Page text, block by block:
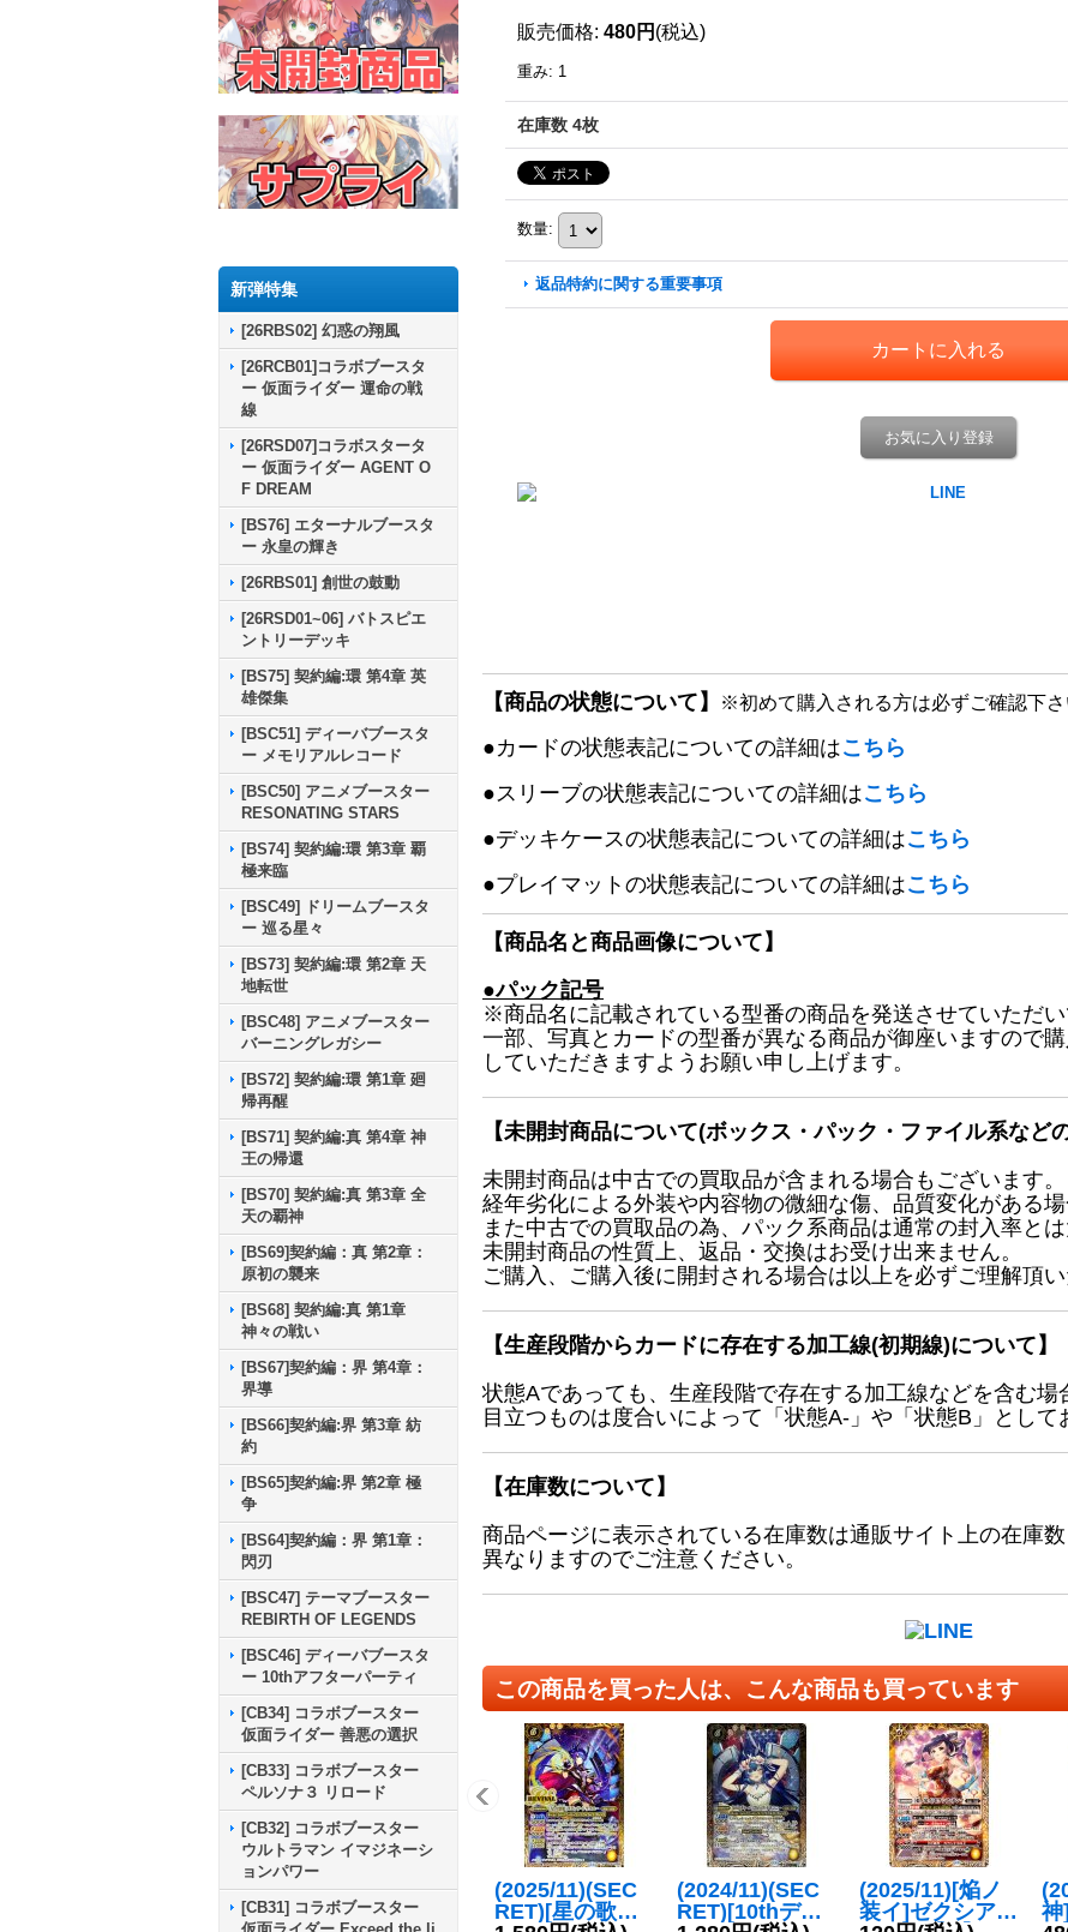
新弾特集
[26RBS02] 幻惑の翔風
[26RCB01]コラボブースタ
ー 仮面ライダー 運命の戦
線
[26RSD07]コラボスタータ
ー 仮面ライダー AGENT O
F DREAM
[BS76] エターナルブースタ
ー 永皇の輝き
[26RBS01] 創世の鼓動
[26RSD01~06] バトスピエ
ントリーデッキ
[BS75] 契約編:環 第4章 英
雄傑集
[BSC51] ディーバブースタ
ー メモリアルレコード
[BSC50] アニメブースター
RESONATING STARS
[BS74] 契約編:環 第3章 覇
極来臨
[BSC49] ドリームブースタ
ー 巡る星々
[BS73] 契約編:環 第2章 天
地転世
[BSC48] アニメブースター
バーニングレガシー
[BS72] 契約編:環 第1章 廻
帰再醒
[BS71] 契約編:真 第4章 神
王の帰還
[BS70] 契約編:真 第3章 全
天の覇神
[BS69]契約編：真 第2章：
原初の襲来
[BS68] 契約編:真 第1章
神々の戦い
[BS67]契約編：界 第4章：
界導
[BS66]契約編:界 第3章 紡
約
[BS65]契約編:界 第2章 極
争
[BS64]契約編：界 第1章：
閃刃
[BSC47] テーマブースター
REBIRTH OF LEGENDS
[BSC46] ディーバブースタ
ー 10thアフターパーティ
[CB34] コラボブースター
仮面ライダー 善悪の選択
[CB33] コラボブースター
ペルソナ３ リロード
[CB32] コラボブースター
ウルトラマン イマジネーシ
ョンパワー
[CB31] コラボブースター
販売価格: 480円 (税込)
重み: 1
在庫数 4枚
数量:
返品特約に関する重要事項
お気に入り登録
【商品の状態について】 ※初めて購入される方は必ずご確認下さ
●カードの状態表記についての詳細はこちら
●スリーブの状態表記についての詳細はこちら
●デッキケースの状態表記についての詳細はこちら
●プレイマットの状態表記についての詳細はこちら
【商品名と商品画像について】
●パック記号
※商品名に記載されている型番の商品を発送させていただい
一部、写真とカードの型番が異なる商品が御座いますので
していただきますようお願い申し上げます。
【未開封商品について(ボックス・パック・ファイル系など
未開封商品は中古での買取品が含まれる場合もございます。
経年劣化による外装や内容物の微細な傷、品質変化がある場
また中古での買取品の為、パック系商品は通常の封入率と
未開封商品の性質上、返品・交換はお受け出来ません。
ご購入、ご購入後に開封される場合は以上を必ずご理解頂い
【生産段階からカードに存在する加工線(初期線)について】
状態Aであっても、生産段階で存在する加工線などを含む
目立つものは度合いによって「状態A-」や「状態B」として
【在庫数について】
商品ページに表示されている在庫数は通販サイト上の在庫
異なりますのでご注意ください。
この商品を買った人は、こんな商品も買っています
(2025/11)(SEC
RET)[星の歌姫]
(2024/11)(SEC
RET)[10thディ
(2025/11)[焔ノ
装イ]ゼクシア・
神